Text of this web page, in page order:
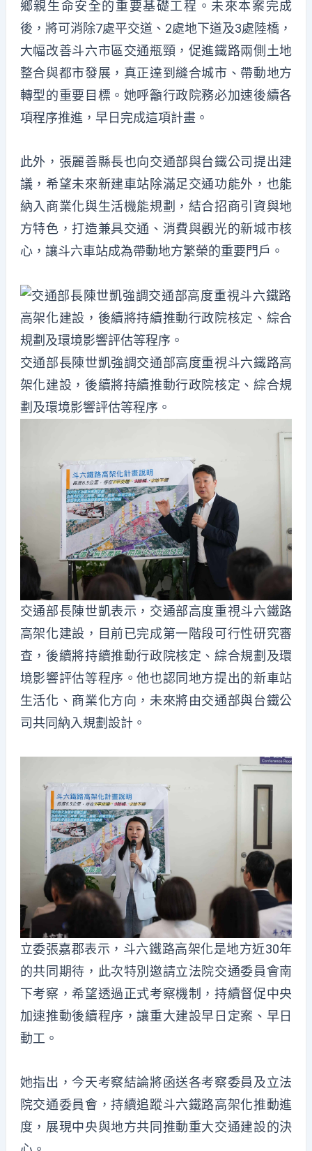
鄉親生命安全的重要基礎工程。未來本案完成
後，將可消除7處平交道、2處地下道及3處陸橋，
大幅改善斗六市區交通瓶頸，促進鐵路兩側土地
整合與都市發展，真正達到縫合城市、帶動地方
轉型的重要目標。她呼籲行政院務必加速後續各
項程序推進，早日完成這項計畫。
此外，張麗善縣長也向交通部與台鐵公司提出建
議，希望未來新建車站除滿足交通功能外，也能
納入商業化與生活機能規劃，結合招商引資與地
方特色，打造兼具交通、消費與觀光的新城市核
心，讓斗六車站成為帶動地方繁榮的重要門戶。
交通部長陳世凱強調交通部高度重視斗六鐵路高
架化建設，後續將持續推動行政院核定、綜合規
劃及環境影響評估等程序。
交通部長陳世凱表示，交通部高度重視斗六鐵路
高架化建設，目前已完成第一階段可行性研究審
查，後續將持續推動行政院核定、綜合規劃及環
境影響評估等程序。他也認同地方提出的新車站
生活化、商業化方向，未來將由交通部與台鐵公
司共同納入規劃設計。
立委張嘉郡表示，斗六鐵路高架化是地方近30年
的共同期待，此次特別邀請立法院交通委員會南
下考察，希望透過正式考察機制，持續督促中央
加速推動後續程序，讓重大建設早日定案、早日
動工。
她指出，今天考察結論將函送各考察委員及立法
院交通委員會，持續追蹤斗六鐵路高架化推動進
度，展現中央與地方共同推動重大交通建設的決